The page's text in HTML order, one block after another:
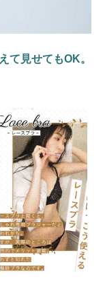
て見せてもOK。